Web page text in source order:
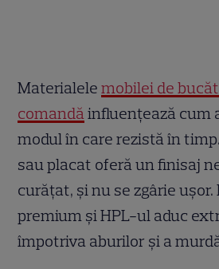
Materialelemobilei de
comandăinfluențează cum
modul în care rezistă în
sau placat oferă un finisaj
curățat, și nu se zgârie
premium și HPL-ul aduc
împotriva aburilor și a